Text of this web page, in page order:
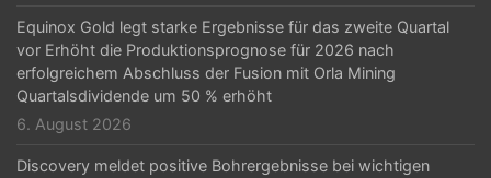
Equinox Gold legt starke Ergebnisse für das zweite Quartal
vor Erhöht die Produktionsprognose für 2026 nach
erfolgreichem Abschluss der Fusion mit Orla Mining
Quartalsdividende um 50 % erhöht
6. August 2026
Discovery meldet positive Bohrergebnisse bei wichtigen